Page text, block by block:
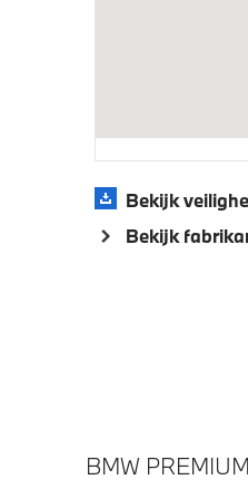
Bekijk
Bekijk
BMW